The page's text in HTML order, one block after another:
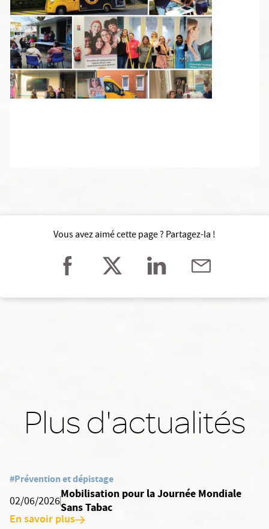
Vous avez aimé cette page ? Partagez-la !
Plus d'actualités
#Prévention et dépistage
02/06/2026
Mobilisation pour la Journée Mondiale
Sans Tabac
En savoir plus